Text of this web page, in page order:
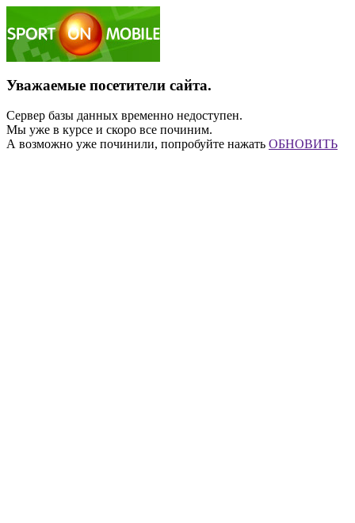
Уважаемые посетители сайта.
Сервер базы данных временно недоступен.
Мы уже в курсе и скоро все починим.
А возможно уже починили, попробуйте нажать ОБНОВИТЬ